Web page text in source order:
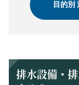
目的別
排水設備・